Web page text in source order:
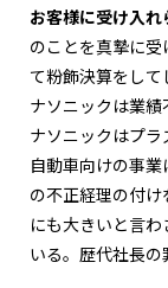
お客様に受け入れ
のことを真摯に
て粉飾決算をし
ナソニックは業
ナソニックはプ
自動車向けの事
の不正経理の付
にも大きいと言
いる。歴代社長の